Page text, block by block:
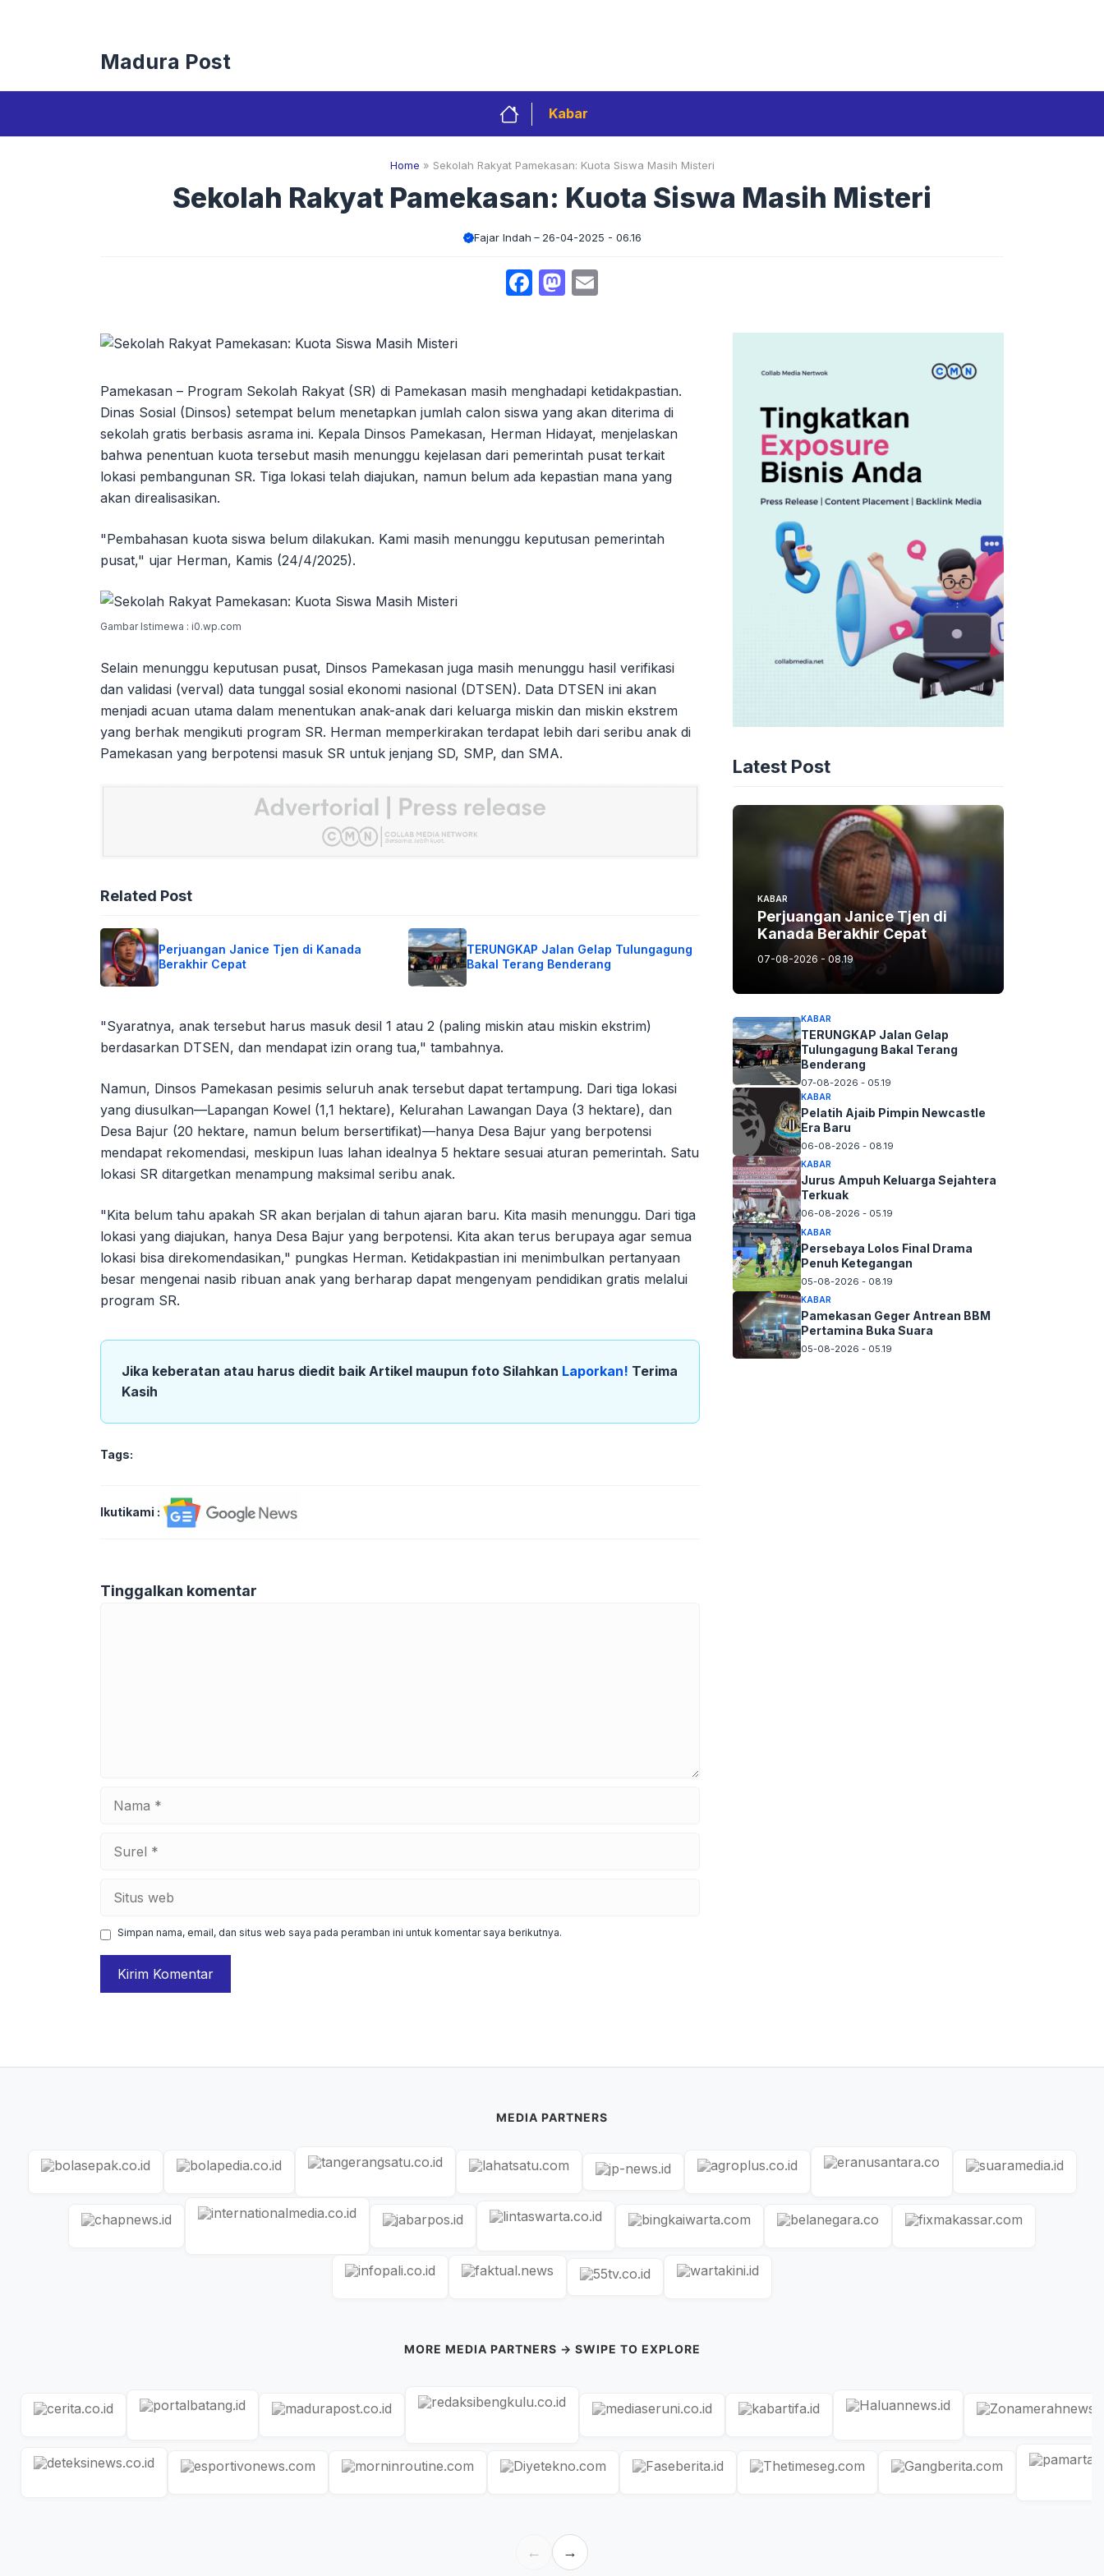
Madura Post
Kabar
Home » Sekolah Rakyat Pamekasan: Kuota Siswa Masih Misteri
Sekolah Rakyat Pamekasan: Kuota Siswa Masih Misteri
Fajar Indah 26-04-2025 - 06.16
Facebook
Mastodon
Pamekasan – Program Sekolah Rakyat (SR) di Pamekasan masih menghadapi ketidakpastian.
Dinas Sosial (Dinsos) setempat belum menetapkan jumlah calon siswa yang akan diterima di
sekolah gratis berbasis asrama ini. Kepala Dinsos Pamekasan, Herman Hidayat, menjelaskan
bahwa penentuan kuota tersebut masih menunggu kejelasan dari pemerintah pusat terkait
lokasi pembangunan SR. Tiga lokasi telah diajukan, namun belum ada kepastian mana yang
akan direalisasikan.
"Pembahasan kuota siswa belum dilakukan. Kami masih menunggu keputusan pemerintah
pusat," ujar Herman, Kamis (24/4/2025).
Gambar Istimewa : i0.wp.com
Selain menunggu keputusan pusat, Dinsos Pamekasan juga masih menunggu hasil verifikasi
dan validasi (verval) data tunggal sosial ekonomi nasional (DTSEN). Data DTSEN ini akan
menjadi acuan utama dalam menentukan anak-anak dari keluarga miskin dan miskin ekstrem
yang berhak mengikuti program SR. Herman memperkirakan terdapat lebih dari seribu anak di
Pamekasan yang berpotensi masuk SR untuk jenjang SD, SMP, dan SMA.
Related Post
Perjuangan Janice Tjen di Kanada
Berakhir Cepat
TERUNGKAP Jalan Gelap Tulungagung
Bakal Terang Benderang
"Syaratnya, anak tersebut harus masuk desil 1 atau 2 (paling miskin atau miskin ekstrim)
berdasarkan DTSEN, dan mendapat izin orang tua," tambahnya.
Namun, Dinsos Pamekasan pesimis seluruh anak tersebut dapat tertampung. Dari tiga lokasi
yang diusulkan—Lapangan Kowel (1,1 hektare), Kelurahan Lawangan Daya (3 hektare), dan
Desa Bajur (20 hektare, namun belum bersertifikat)—hanya Desa Bajur yang berpotensi
mendapat rekomendasi, meskipun luas lahan idealnya 5 hektare sesuai aturan pemerintah. Satu
lokasi SR ditargetkan menampung maksimal seribu anak.
"Kita belum tahu apakah SR akan berjalan di tahun ajaran baru. Kita masih menunggu. Dari tiga
lokasi yang diajukan, hanya Desa Bajur yang berpotensi. Kita akan terus berupaya agar semua
lokasi bisa direkomendasikan," pungkas Herman. Ketidakpastian ini menimbulkan pertanyaan
besar mengenai nasib ribuan anak yang berharap dapat mengenyam pendidikan gratis melalui
program SR.
Jika keberatan atau harus diedit baik Artikel maupun foto Silahkan Laporkan! Terima
Kasih
Tags:
Ikutikami :
Tinggalkan komentar
Simpan nama, email, dan situs web saya pada peramban ini untuk komentar saya berikutnya.
Latest Post
KABAR
Perjuangan Janice Tjen di
Kanada Berakhir Cepat
07-08-2026 - 08.19
KABAR
TERUNGKAP Jalan Gelap
Tulungagung Bakal Terang
Benderang
07-08-2026 - 05.19
KABAR
Pelatih Ajaib Pimpin Newcastle
Era Baru
06-08-2026 - 08.19
KABAR
Jurus Ampuh Keluarga Sejahtera
Terkuak
06-08-2026 - 05.19
KABAR
Persebaya Lolos Final Drama
Penuh Ketegangan
05-08-2026 - 08.19
KABAR
Pamekasan Geger Antrean BBM
Pertamina Buka Suara
05-08-2026 - 05.19
MEDIA PARTNERS
MORE MEDIA PARTNERS → SWIPE TO EXPLORE
← →